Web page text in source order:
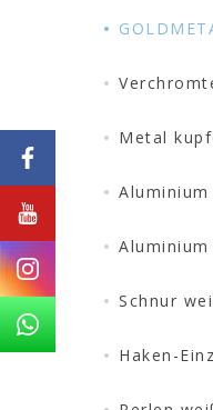
Metal
Schnur
Haken-